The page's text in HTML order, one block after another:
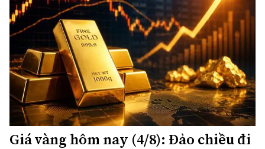
Giá vàng hôm nay (4/8): Đảo chiều đi